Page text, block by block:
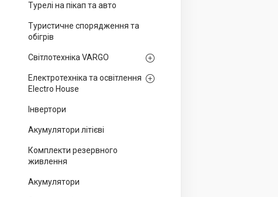
Турелі на пікап та авто
Туристичне спорядження та
обігрів
Світлотехніка VARGO
Електротехніка та освітлення
Electro House
Інвертори
Акумулятори літієві
Комплекти резервного
живлення
Акумулятори